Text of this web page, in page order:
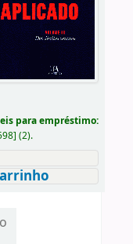
para empréstimo:
] (2).